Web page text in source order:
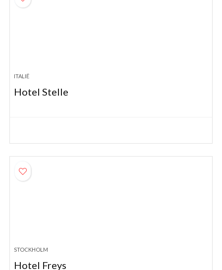
ITALIË
Hotel Stelle
STOCKHOLM
Hotel Freys